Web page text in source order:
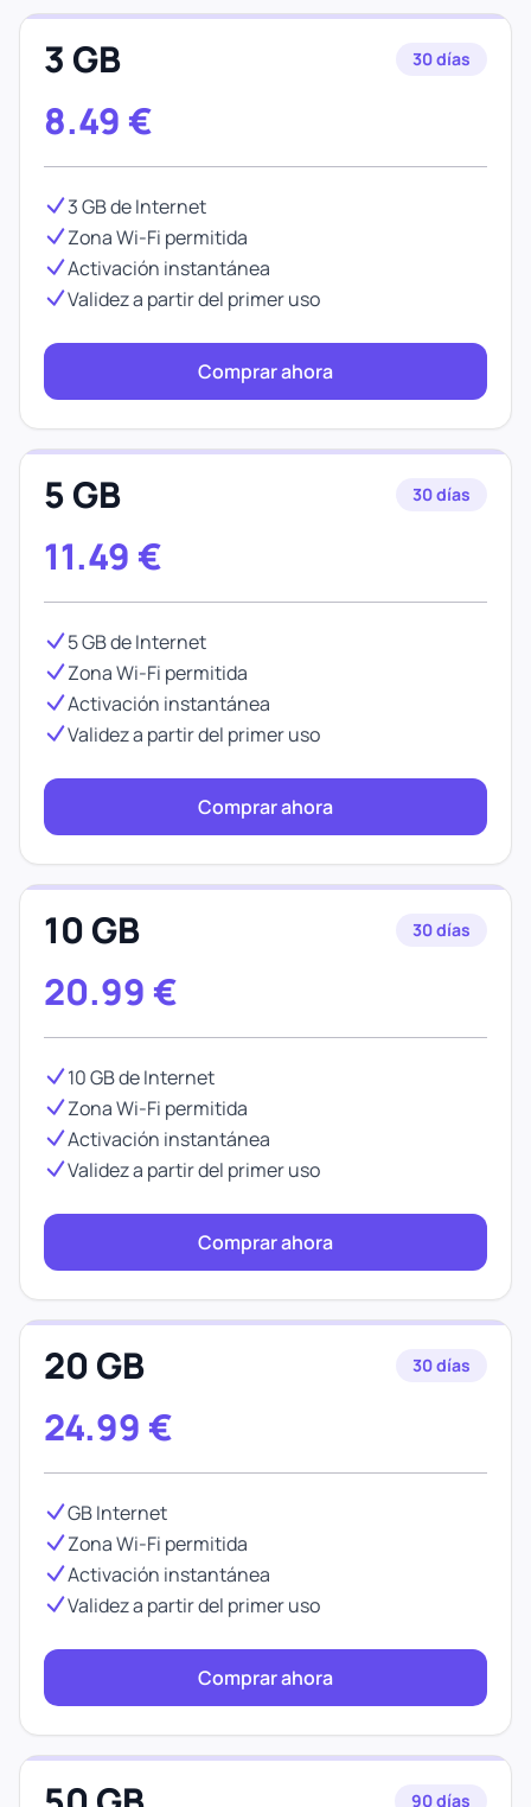
3 GB 30 días
8.49 €
3 GB de Internet
Zona Wi-Fi permitida
Activación instantánea
Validez a partir del primer uso
Comprar ahora
5 GB 30 días
11.49 €
5 GB de Internet
Zona Wi-Fi permitida
Activación instantánea
Validez a partir del primer uso
Comprar ahora
10 GB 30 días
20.99 €
10 GB de Internet
Zona Wi-Fi permitida
Activación instantánea
Validez a partir del primer uso
Comprar ahora
20 GB 30 días
24.99 €
GB Internet
Zona Wi-Fi permitida
Activación instantánea
Validez a partir del primer uso
Comprar ahora
90 días